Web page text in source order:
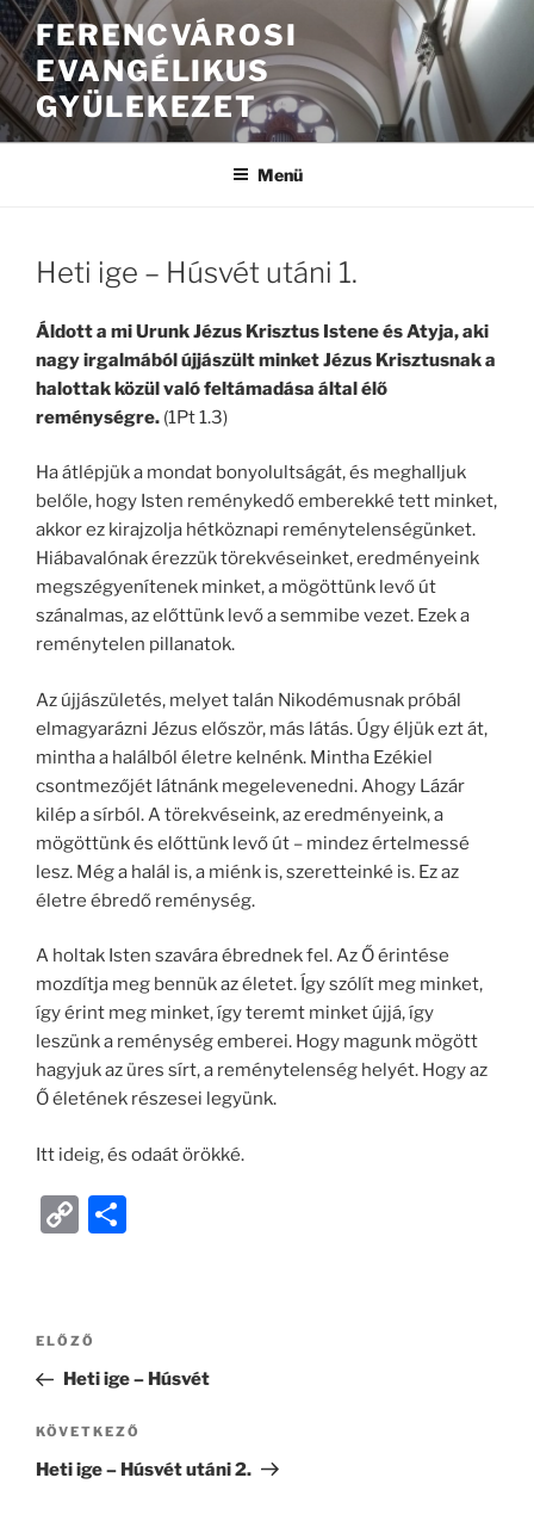
FERENCVÁROSI
EVANGÉLIKUS
GYÜLEKEZET
Menü
Heti ige – Húsvét utáni 1.
Áldott a mi Urunk Jézus Krisztus Istene és Atyja, aki
nagy irgalmából újjászült minket Jézus Krisztusnak a
halottak közül való feltámadása által élő
reménységre. (1Pt 1.3)
Ha átlépjük a mondat bonyolultságát, és meghalljuk
belőle, hogy Isten reménykedő emberekké tett minket,
akkor ez kirajzolja hétköznapi reménytelenségünket.
Hiábavalónak érezzük törekvéseinket, eredményeink
megszégyenítenek minket, a mögöttünk levő út
szánalmas, az előttünk levő a semmibe vezet. Ezek a
reménytelen pillanatok.
Az újjászületés, melyet talán Nikodémusnak próbál
elmagyarázni Jézus először, más látás. Úgy éljük ezt át,
mintha a halálból életre kelnénk. Mintha Ezékiel
csontmezőjét látnánk megelevenedni. Ahogy Lázár
kilép a sírból. A törekvéseink, az eredményeink, a
mögöttünk és előttünk levő út – mindez értelmessé
lesz. Még a halál is, a miénk is, szeretteinké is. Ez az
életre ébredő reménység.
A holtak Isten szavára ébrednek fel. Az Ő érintése
mozdítja meg bennük az életet. Így szólít meg minket,
így érint meg minket, így teremt minket újjá, így
leszünk a reménység emberei. Hogy magunk mögött
hagyjuk az üres sírt, a reménytelenség helyét. Hogy az
Ő életének részesei legyünk.
Itt ideig, és odaát örökké.
C
y
Li
k
m
g
ELŐZŐ
Heti ige – Húsvét
KÖVETKEZŐ
Heti ige – Húsvét utáni 2.